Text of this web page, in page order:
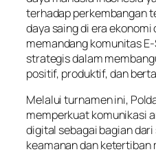
terhadap perkembangan
daya saing di era
memandang komunitas
strategis dalam
positif, produktif, dan
Melalui turnamen ini,
memperkuat komunikasi
digital sebagai bagian
keamanan dan ketertiban